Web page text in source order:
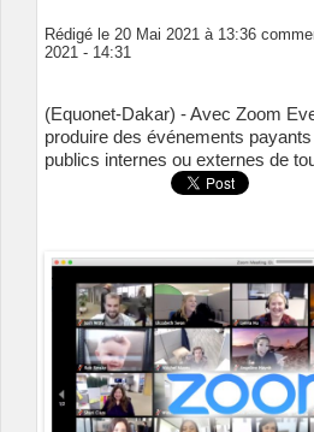
Rédigé le 20 Mai 2021 à 13:36
2021 - 14:31
(Equonet-Dakar) - Avec Zoom
produire des événements
publics internes ou externes de